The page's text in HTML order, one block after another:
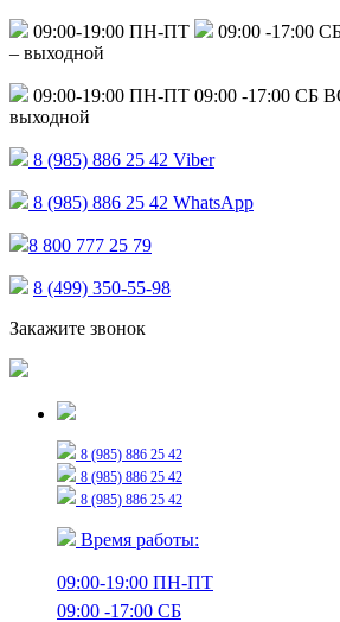
09:00-19:00 ПН-ПТ 09:00 -17:00
– выходной
09:00-19:00 ПН-ПТ 09:00 -17:00 СБ
выходной
8 (985) 886 25 42 Viber
8 (985) 886 25 42 WhatsApp
8 800 777 25 79
8 (499) 350-55-98
Закажите звонок
8 (985) 886 25 42
8 (985) 886 25 42
8 (985) 886 25 42
Время работы:
09:00-19:00 ПН-ПТ
09:00 -17:00 СБ